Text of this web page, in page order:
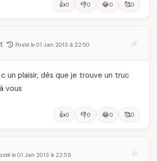
👍0 👎0 😂0 🥰0
Posté le 01 Jan 2013 à 22:50
un plaisir, dès que je trouve un truc
vous
👍0 👎0 😂0 🥰0
le 01 Jan 2013 à 22:59